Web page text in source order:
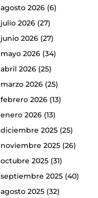
agosto 2026(6)
julio 2026(27)
junio 2026(27)
mayo 2026(34)
abril 2026(25)
marzo 2026(25)
febrero 2026(13)
enero 2026(13)
diciembre 2025(25)
noviembre 2025(26)
octubre 2025(31)
septiembre 2025(40)
agosto 2025(32)